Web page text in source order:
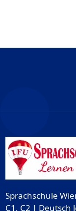
Sprachschule
C1, C2 |